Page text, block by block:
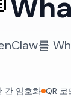
를
간 암호화 QR 코